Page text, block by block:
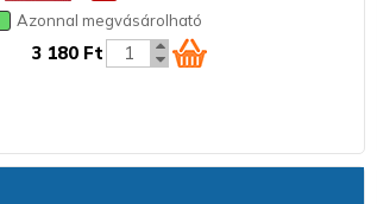
Azonnal megvásárolható
3 180 Ft